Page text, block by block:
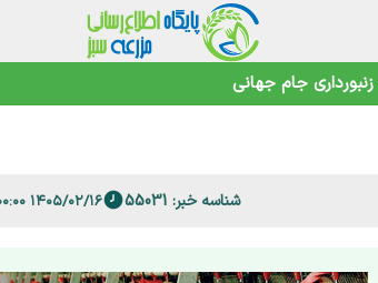
زنبورداری جام جهانی
شناسه خبر: 55031 ۱۴۰۵/۰۲/۱۶ ۱۷:۰۰:۰۰